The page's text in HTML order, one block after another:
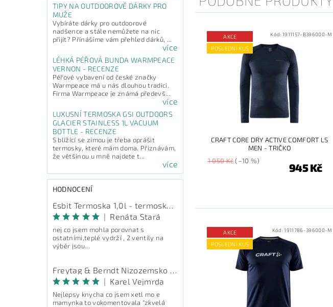
TIPY NA OUTDOOROVÉ DÁRKY PRO
MUŽE
Vybíráte dárky pro outdoorové
nadšence a stále nemůžete na nic
přijít? Přínášíme vám přehled dárků, ...
více
LÉHKÁ PÉŘOVÁ BUNDA WARMPEACE
VERNON - RECENZE
Péřové vybavení od české značky
Warmpeace má u nás dlouhou tradici.
Firma Warmpeace je známá předevš...
více
LUXUSNÍ TERMOSKA GSI OUTDOORS
GLACIER STAINLESS 1L VACUUM
BOTTLE - RECENZE
S blížící se zimou je třeba oprášit
termosky, které mám doma. Přiznávám,
že většinou u mně najdete t...
více
HODNOCENÍ
| Renáta Stará
nej co jsem mohla porovnat s
ostatními,teplé vydrží , 2 ventily na
výběr jsou...
| Karel Vejmrda
Nejlepsy knycha co jsem xetl mo e
mamynka to vokomentovala "zkvelá
AKCE
POSLEDNÍ KUS
Kód:1911157-B396000-M
CRAFT CORE DRY ACTIVE COMFORT LS
MEN - TRIČKO
1 050 Kč(–10 %)
945 Kč
AKCE
POSLEDNÍ KUS
Kód:1911786-396000-M